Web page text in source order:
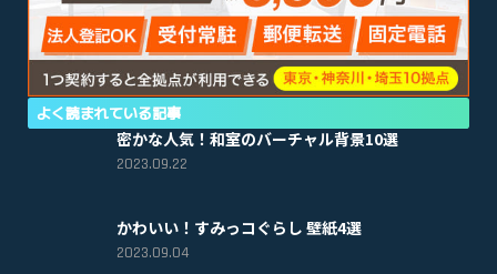
よく読まれている記事
密かな人気！和室のバーチャル背景10選
2023.09.22
かわいい！すみっコぐらし 壁紙4選
2023.09.04